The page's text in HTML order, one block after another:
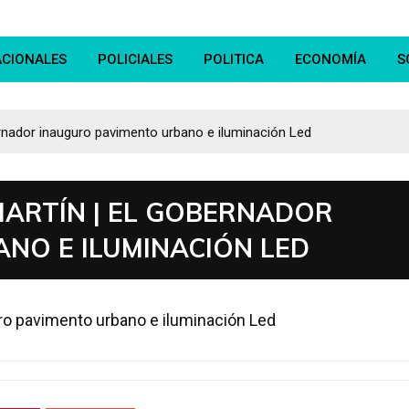
POLICIALES POLITICA ECONOMÍA
inauguro pavimento urbano e iluminación Led
| EL GOBERNADOR
E ILUMINACIÓN LED